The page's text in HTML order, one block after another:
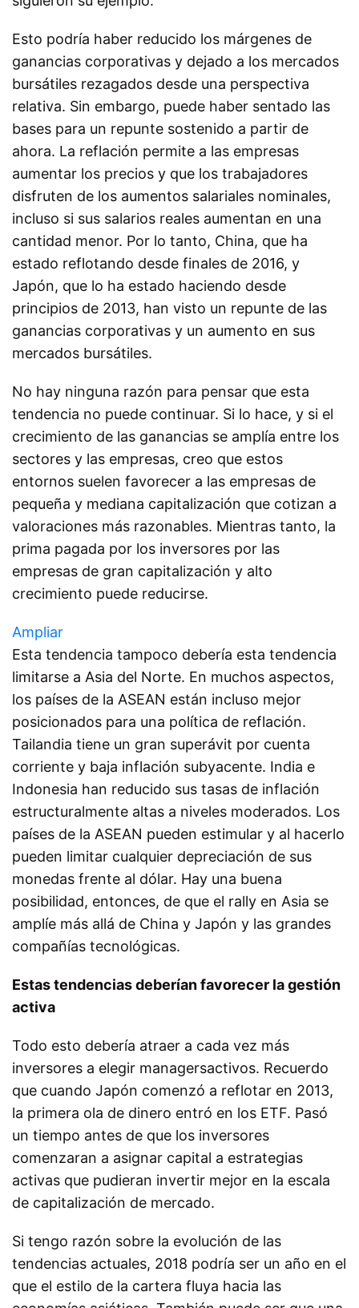
Esto podría haber reducido los márgenes de
ganancias corporativas y dejado a los mercados
bursátiles rezagados desde una perspectiva
relativa. Sin embargo, puede haber sentado las
bases para un repunte sostenido a partir de
ahora. La reflación permite a las empresas
aumentar los precios y que los trabajadores
disfruten de los aumentos salariales nominales,
incluso si sus salarios reales aumentan en una
cantidad menor. Por lo tanto, China, que ha
estado reflotando desde finales de 2016, y
Japón, que lo ha estado haciendo desde
principios de 2013, han visto un repunte de las
ganancias corporativas y un aumento en sus
mercados bursátiles.
No hay ninguna razón para pensar que esta
tendencia no puede continuar. Si lo hace, y si el
crecimiento de las ganancias se amplía entre los
sectores y las empresas, creo que estos
entornos suelen favorecer a las empresas de
pequeña y mediana capitalización que cotizan a
valoraciones más razonables. Mientras tanto, la
prima pagada por los inversores por las
empresas de gran capitalización y alto
crecimiento puede reducirse.
Ampliar
Esta tendencia tampoco debería esta tendencia
limitarse a Asia del Norte. En muchos aspectos,
los países de la ASEAN están incluso mejor
posicionados para una política de reflación.
Tailandia tiene un gran superávit por cuenta
corriente y baja inflación subyacente. India e
Indonesia han reducido sus tasas de inflación
estructuralmente altas a niveles moderados. Los
países de la ASEAN pueden estimular y al hacerlo
pueden limitar cualquier depreciación de sus
monedas frente al dólar. Hay una buena
posibilidad, entonces, de que el rally en Asia se
amplíe más allá de China y Japón y las grandes
compañías tecnológicas.
Estas tendencias deberían favorecer la gestión
activa
Todo esto debería atraer a cada vez más
inversores a elegir managersactivos. Recuerdo
que cuando Japón comenzó a reflotar en 2013,
la primera ola de dinero entró en los ETF. Pasó
un tiempo antes de que los inversores
comenzaran a asignar capital a estrategias
activas que pudieran invertir mejor en la escala
de capitalización de mercado.
Si tengo razón sobre la evolución de las
tendencias actuales, 2018 podría ser un año en el
que el estilo de la cartera fluya hacia las